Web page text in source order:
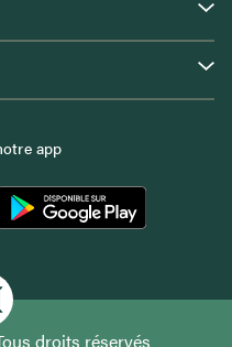
app
droits réservés